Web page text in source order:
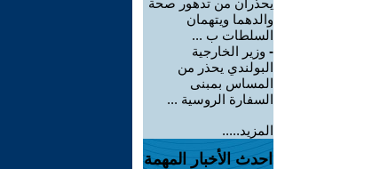
يحذران من تدهور صحة
والدهما ويتهمان
السلطات ب ...
- وزير الخارجية
البولندي يحذر من
المساس بمبنى
السفارة الروسية ...
المزيد.....
احدث الأخبار المهمة